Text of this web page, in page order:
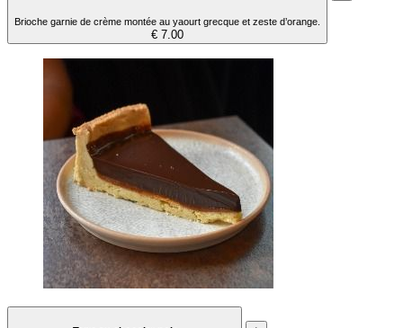
Brioche garnie de crème montée au yaourt grecque et zeste d’orange.
€ 7.00